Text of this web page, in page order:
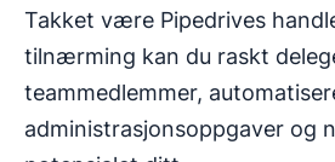
Takket være Pipedrives
tilnærming kan du raskt
teammedlemmer,
administrasjonsoppgaver og